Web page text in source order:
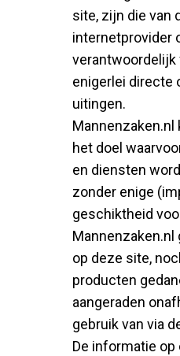
site, zijn die van
internetprovider
verantwoordelijk
enigerlei directe
uitingen.
het doel
en diensten
zonder enige
geschiktheid
op deze site,
producten
aangeraden
gebruik van via
De informatie